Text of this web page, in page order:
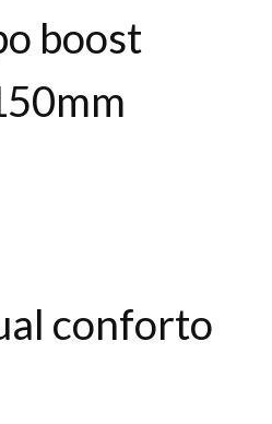
boost
conforto